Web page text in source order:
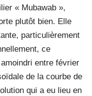
« Mubawab »,
plutôt bien. Elle
particulièrement
ce
entre février
de la courbe de
qui a eu lieu en